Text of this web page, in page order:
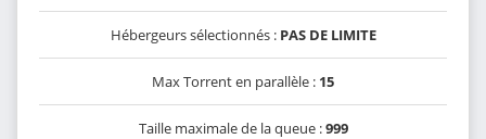
Hébergeurs sélectionnés : PAS DE LIMITE
Max Torrent en parallèle : 15
Taille maximale de la queue :999